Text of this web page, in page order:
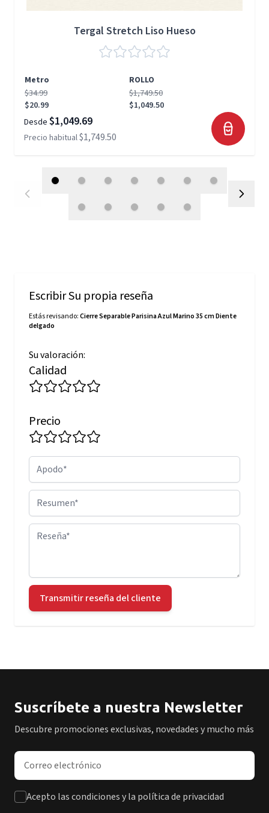
Tergal Stretch Liso Hueso
Metro
ROLLO
$34.99
$20.99
$1,749.50
$1,049.50
Desde $1,049.69
Precio habitual$1,749.50
Escribir Su propia reseña
Estás revisando:Cierre Separable Parisina Azul Marino 35 cm Diente
delgado
Su valoración:
Calidad
Precio
Apodo
Resumen
Reseña
Transmitir reseña del cliente
Suscríbete a nuestra Newsletter
Descubre promociones exclusivas, novedades y mucho más
Dirección de correo electrónico
Acepto las condiciones y la política de privacidad